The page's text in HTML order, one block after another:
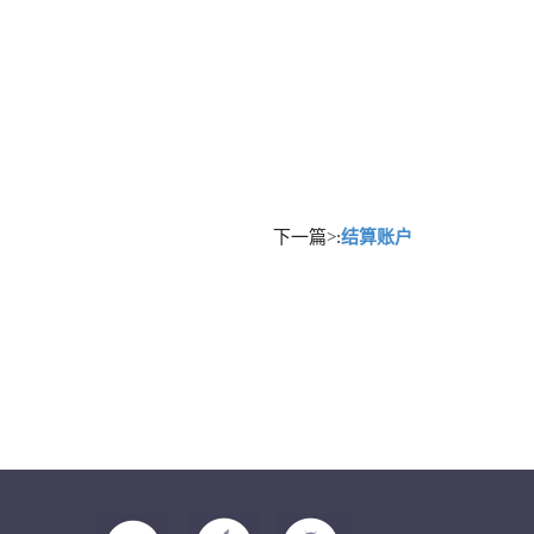
下一篇>:结算账户